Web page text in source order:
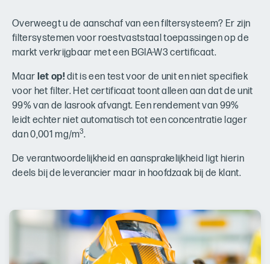
Overweegt u de aanschaf van een filtersysteem? Er zijn
filtersystemen voor roestvaststaal toepassingen op de
markt verkrijgbaar met een BGIA-W3 certificaat.
Maar let op! dit is een test voor de unit en niet specifiek
voor het filter. Het certificaat toont alleen aan dat de unit
99% van de lasrook afvangt. Een rendement van 99%
leidt echter niet automatisch tot een concentratie lager
dan 0,001 mg/m3.
De verantwoordelijkheid en aansprakelijkheid ligt hierin
deels bij de leverancier maar in hoofdzaak bij de klant.